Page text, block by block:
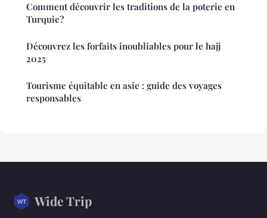
Comment découvrir les traditions de la poterie en
Turquie?
Découvrez les forfaits inoubliables pour le hajj
2025
Tourisme équitable en asie : guide des voyages
responsables
Wide Trip